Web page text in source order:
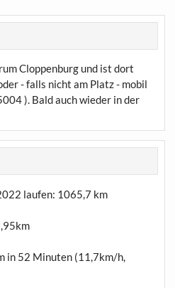
Cloppenburg und ist dort
- falls nicht am Platz - mobil
). Bald auch wieder in der
laufen: 1065,7 km
in 52 Minuten (11,7km/h,